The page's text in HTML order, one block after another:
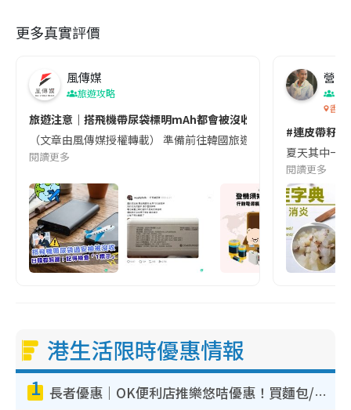
更多真實評價
風傳媒
旅遊攻略
旅遊注意｜搭飛機帶尿袋標明mAh都會被沒收😱出發前切記檢查
（文章由風傳媒授權轉載） 準備前往韓國旅遊的民眾，近期要
閱讀更多
營養
香港
#連皮帶籽
夏天其中一
閱讀更多
港生活限時優惠情報
1 長者優惠｜OK便利店推樂悠咭優惠！買麵包/牛奶/保健品拍卡即減